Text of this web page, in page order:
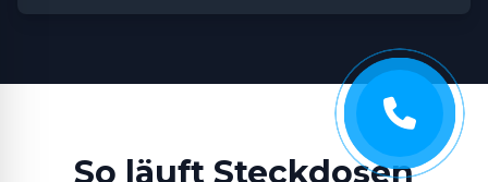
So läuft Steckdosen